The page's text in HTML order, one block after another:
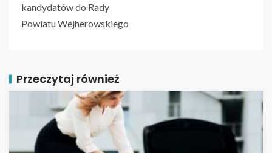
kandydatów do Rady
Powiatu Wejherowskiego
Przeczytaj również